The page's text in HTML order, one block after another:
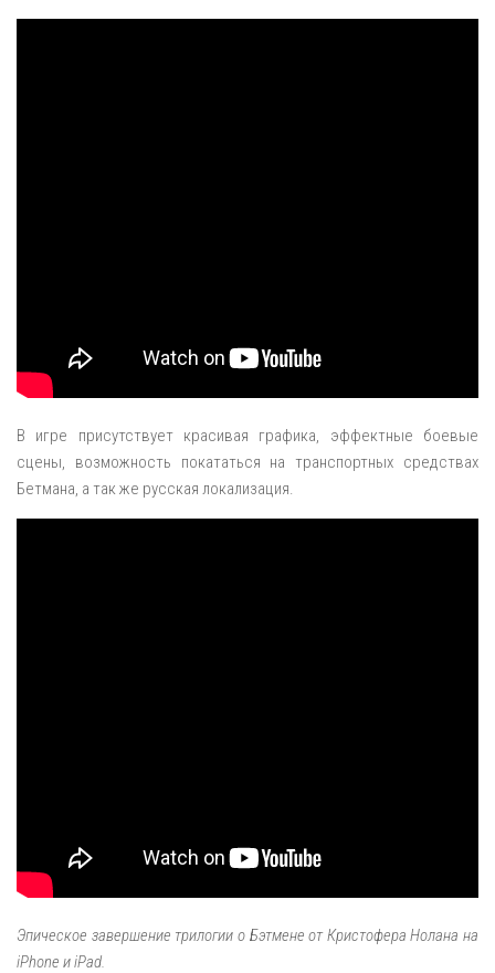
В игре присутствует красивая графика, эффектные боевые
сцены, возможность покататься на транспортных средствах
Бетмана, а так же русская локализация.
Эпическое завершение трилогии о Бэтмене от Кристофера Нолана на
iPhone и iPad.